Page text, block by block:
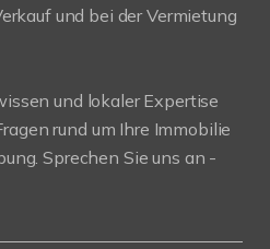
und bei der Vermietung
und lokaler Expertise
rund um Ihre Immobilie
Sprechen Sie uns an -